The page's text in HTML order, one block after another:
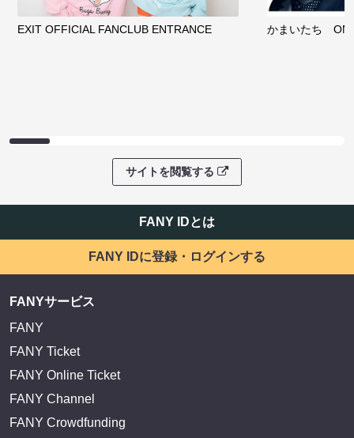
EXIT OFFICIAL FANCLUB ENTRANCE かまいたち
サイトを閲覧する
FANY IDとは
FANY IDに登録・ログインする
FANYサービス
FANY
FANY Ticket
FANY Online Ticket
FANY Channel
FANY Crowdfunding